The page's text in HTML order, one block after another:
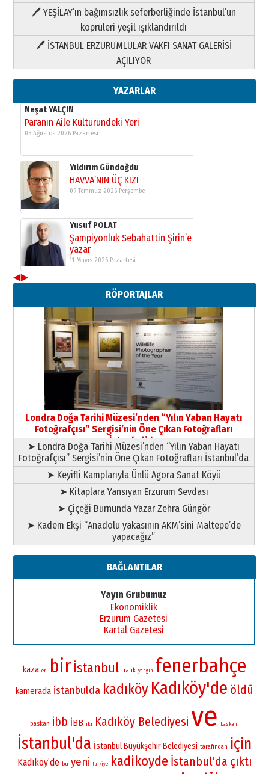
🖊 YEŞİLAY’ın bağımsızlık seferberliğinde İstanbul’un
köprüleri yeşil ışıklandırıldı
🖊 İSTANBUL ERZURUMLULAR VAKFI SANAT GALERİSİ
AÇILIYOR
YAZARLAR
HAVVA’NIN ÜÇ KIZI
09 Temmuz 2026 Perşembe
Yusuf POLAT
Şampiyonluk Sebahattin Şirin’e
11 Mayıs 2026 Pazartesi
Neşat YALÇIN
Paranın Aile Kültüründeki Yeri
03 Ağustos 2026 Pazartesi
Yıldırım Gündoğdu
HAVVA’NIN ÜÇ KIZI
09 Temmuz 2026 Perşembe
Yusuf POLAT
Şampiyonluk Sebahattin Şirin’e
yazar
11 Mayıs 2026 Pazartesi
Neşat YALÇIN
Paranın Aile Kültüründeki Yeri
03 Ağustos 2026 Pazartesi
Yıldırım Gündoğdu
HAVVA’NIN ÜÇ KIZI
09 Temmuz 2026 Perşembe
Yusuf POLAT
Şampiyonluk Sebahattin Şirin’e
yazar
11 Mayıs 2026 Pazartesi
◀▶
RÖPORTAJLAR
Londra Doğa Tarihi Müzesi’nden “Yılın Yaban Hayatı
Fotoğrafçısı” Sergisi’nin Öne Çıkan Fotoğrafları
İstanbul’da
➤ Londra Doğa Tarihi Müzesi’nden “Yılın Yaban Hayatı
Fotoğrafçısı” Sergisi’nin Öne Çıkan Fotoğrafları İstanbul’da
➤ Keyifli Kamplarıyla Ünlü Agora Sanat Köyü
➤ Kitaplara Yansıyan Erzurum Sevdası
➤ Çiçeği Burnunda Yazar Zehra Güngör
➤ Kadem Ekşi “Anadolu yakasının AKM’sini Maltepe’de
yapacağız”
BAĞLANTILAR
Yayın Grubumuz
Ekonomiklik
Erzurum Gazetesi
Kartal Gazetesi
kaza en birİstanbul trafik yangın fenerbahçe
kamerada istanbulda kadıköy Kadıköy'de öldü
baskan ibb İBB iki Kadıköy Belediyesi ve baskani
İstanbul'da İstanbul Büyükşehir Belediyesi tarafından için
Kadıköy’de bu yeni turkiye kadikoyde İstanbul’da çıktı